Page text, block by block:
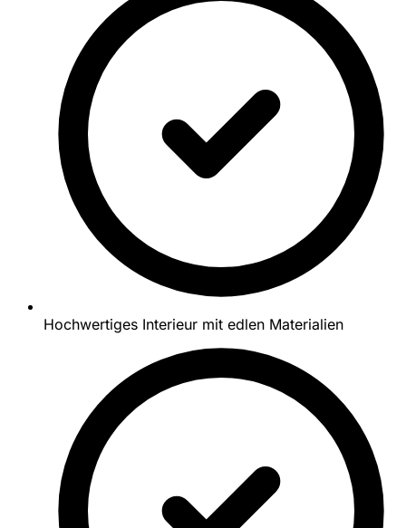
Hochwertiges Interieur mit edlen Materialien